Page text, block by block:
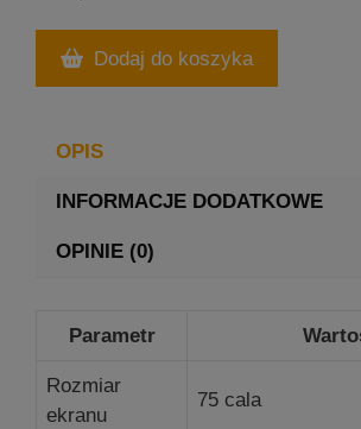
Dodaj do koszyka
OPIS
INFORMACJE DODATKOWE
OPINIE (0)
Parametr
Rozmiar
ekranu
75 cala